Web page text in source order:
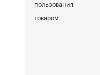
пользования
товаром